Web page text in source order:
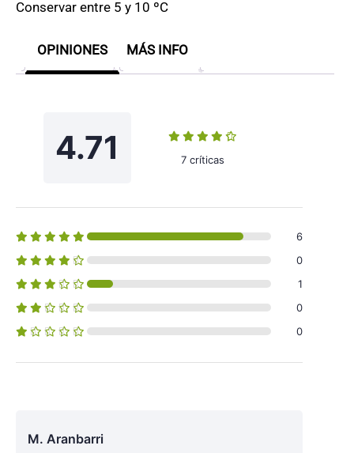
Conservar entre 5 y 10 ºC
OPINIONES MÁS INFO
4.71 7 críticas
6
0
1
0
0
M. Aranbarri